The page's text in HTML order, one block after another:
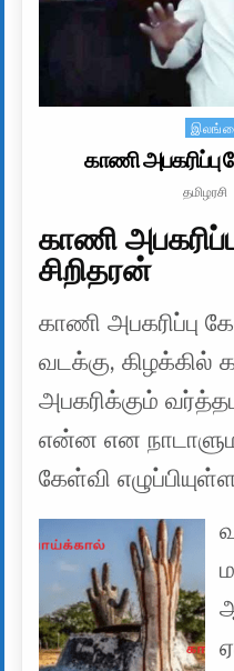
காணி அபகரிப்பு
AUTHOR:
தமிழரசி
காணி
சிறிதரன்
காணி அபகரிப்பு
வடக்கு,
அபகரிக்கும்
என்ன என
கேள்வி